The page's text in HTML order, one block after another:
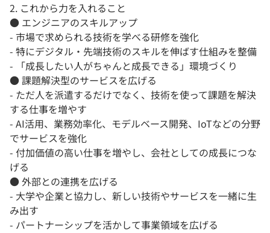
2. これから力を入れること
● エンジニアのスキルアップ
- 市場で求められる技術を学べる研修を強化
- 特にデジタル・先端技術のスキルを伸ばす仕組みを整備
- 「成長したい人がちゃんと成長できる」環境づくり
● 課題解決型のサービスを広げる
- ただ人を派遣するだけでなく、技術を使って課題を解決
する仕事を増やす
- AI活用、業務効率化、モデルベース開発、IoTなどの分野
でサービスを強化
- 付加価値の高い仕事を増やし、会社としての成長につな
げる
● 外部との連携を広げる
- 大学や企業と協力し、新しい技術やサービスを一緒に生
み出す
- パートナーシップを活かして事業領域を広げる